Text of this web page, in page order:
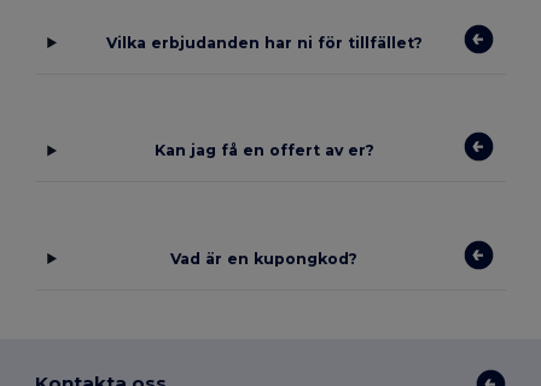
Vilka erbjudanden har ni för tillfället?
Kan jag få en offert av er?
Vad är en kupongkod?